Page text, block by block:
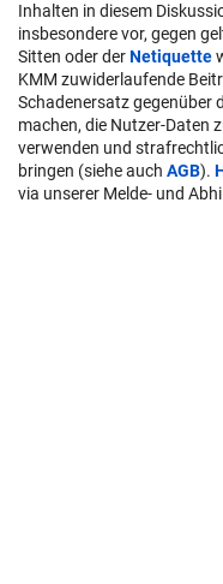
Inhalten in diesem
insbesondere vor, gegen
Sitten oder derNetiquette
KMM zuwiderlaufende
Schadenersatz gegenüber
machen, die Nutzer-Daten
verwenden und
bringen (siehe auch AGB).
via unserer Melde- und